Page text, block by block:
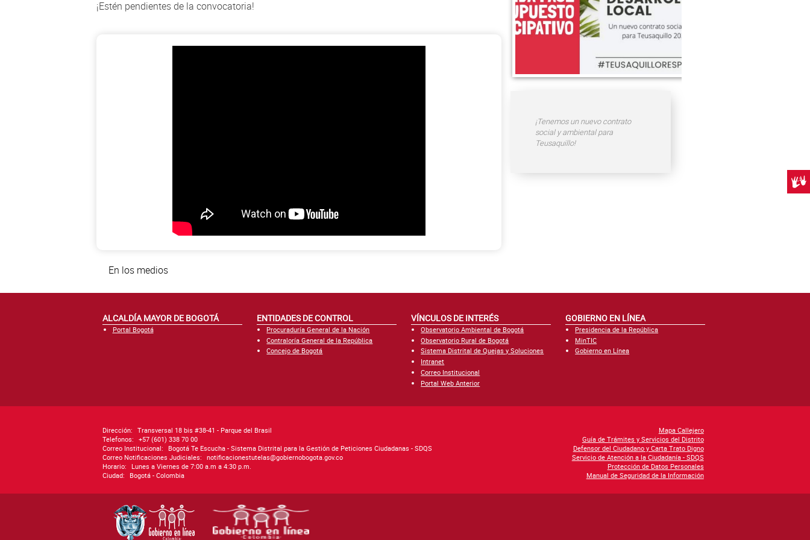
¡Estén pendientes de la convocatoria!
En los medios
¡Tenemos un nuevo contrato
social y ambiental para
Teusaquillo!
ALCALDÍA MAYOR DE BOGOTÁ
Portal Bogotá
ENTIDADES DE CONTROL
Procuraduría General de la Nación
Contraloría General de la República
Concejo de Bogotá
VÍNCULOS DE INTERÉS
Observatorio Ambiental de Bogotá
Observatorio Rural de Bogotá
Sistema Distrital de Quejas y Soluciones
Intranet
Correo Institucional
Portal Web Anterior
GOBIERNO EN LÍNEA
Presidencia de la República
MinTIC
Gobierno en Línea
Dirección: Transversal 18 bis #38-41 - Parque del Brasil
Telefonos: +57 (601) 338 70 00
Correo Institucional:
Bogotá Te Escucha - Sistema Distrital para la Gestión de Peticiones Ciudadanas - SDQS
Correo Notificaciones Judiciales: notificacionestutelas@gobiernobogota.gov.co
Horario:
Lunes a Viernes de 7:00 a.m a 4:30 p.m.
Ciudad:
Bogotá - Colombia
Mapa Callejero
Guía de Trámites y Servicios del Distrito
Defensor del Ciudadano y Carta Trato Digno
Servicio de Atención a la Ciudadanía - SDQS
Protección de Datos Personales
Manual de Seguridad de la Información